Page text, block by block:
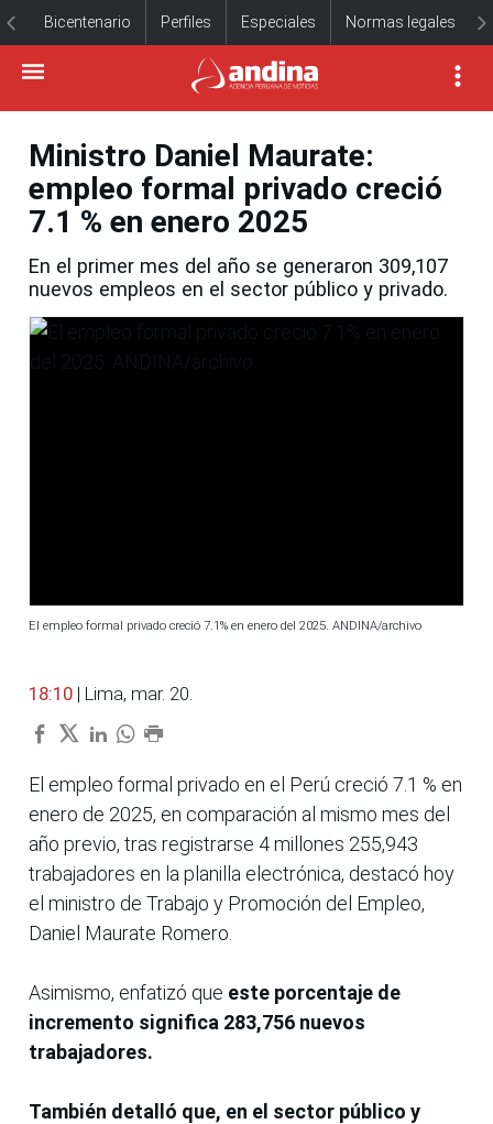
Bicentenario Perfiles Especiales Normas legales
Ministro Daniel Maurate:
empleo formal privado creció
7.1 % en enero 2025
En el primer mes del año se generaron 309,107
nuevos empleos en el sector público y privado.
El empleo formal privado creció 7.1% en enero del 2025. ANDINA/archivo
18:10 | Lima, mar. 20.
El empleo formal privado en el Perú creció 7.1 % en
enero de 2025, en comparación al mismo mes del
año previo, tras registrarse 4 millones 255,943
trabajadores en la planilla electrónica, destacó hoy
el ministro de Trabajo y Promoción del Empleo,
Daniel Maurate Romero.
Asimismo, enfatizó que este porcentaje de
incremento significa 283,756 nuevos
trabajadores.
También detalló que, en el sector público y